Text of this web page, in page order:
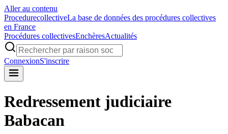
Aller au contenu
ProcedurecollectiveLa base de données des procédures collectives
en France
Procédures collectivesEnchèresActualités
ConnexionS'inscrire
Redressement judiciaire
Babacan